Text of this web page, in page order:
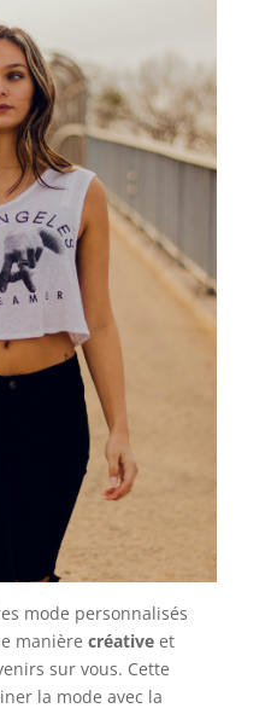
mode personnalisés
manière créativeet
sur vous. Cette
la mode avec la